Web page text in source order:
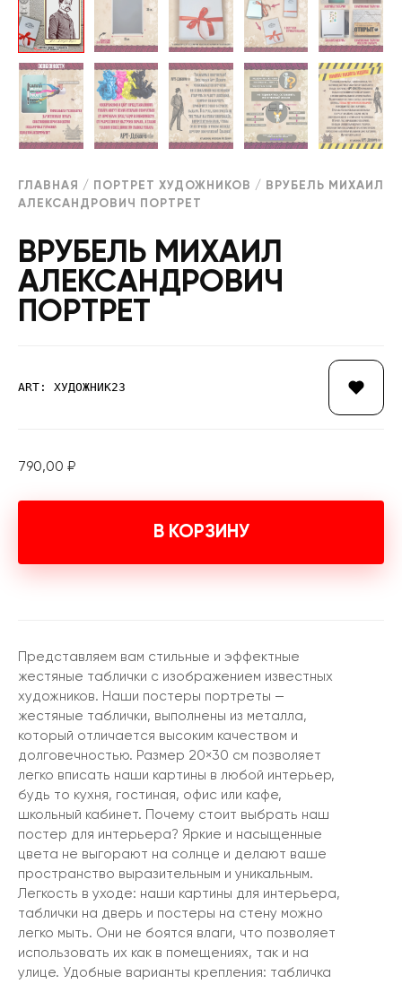
ГЛАВНАЯ / ПОРТРЕТ ХУДОЖНИКОВ / ВРУБЕЛЬ МИХАИЛ
АЛЕКСАНДРОВИЧ ПОРТРЕТ
ВРУБЕЛЬ МИХАИЛ
АЛЕКСАНДРОВИЧ
ПОРТРЕТ
ART: ХУДОЖНИК23
790,00 ₽
В КОРЗИНУ
Представляем вам стильные и эффектные
жестяные таблички с изображением известных
художников. Наши постеры портреты —
жестяные таблички, выполнены из металла,
который отличается высоким качеством и
долговечностью. Размер 20×30 см позволяет
легко вписать наши картины в любой интерьер,
будь то кухня, гостиная, офис или кафе,
школьный кабинет. Почему стоит выбрать наш
постер для интерьера? Яркие и насыщенные
цвета не выгорают на солнце и делают ваше
пространство выразительным и уникальным.
Легкость в уходе: наши картины для интерьера,
таблички на дверь и постеры на стену можно
легко мыть. Они не боятся влаги, что позволяет
использовать их как в помещениях, так и на
улице. Удобные варианты крепления: табличка